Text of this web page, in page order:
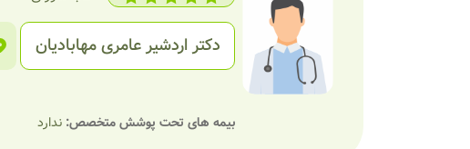
دکتر اردشیر عامری مهابادیان
بیمه های تحت پوشش متخصص:ندارد